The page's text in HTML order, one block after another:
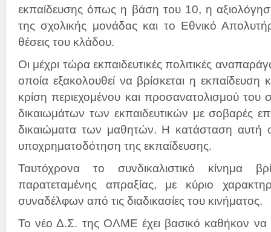
εκπαίδευσης όπως η βάση του 10, η
της σχολικής μονάδας και το Εθνικό
θέσεις του κλάδου.
Οι μέχρι τώρα εκπαιδευτικές πολιτικές
οποία εξακολουθεί να βρίσκεται η εκπαίδευση
κρίση περιεχομένου και προσανατολισμού του
δικαιωμάτων των εκπαιδευτικών με σοβαρές
δικαιώματα των μαθητών. Η κατάσταση αυτή
υποχρηματοδότηση της εκπαίδευσης.
Ταυτόχρονα το συνδικαλιστικό κίνημα
παρατεταμένης απραξίας, με κύριο
συναδέλφων από τις διαδικασίες του κινήματος.
Το νέο Δ.Σ. της ΟΛΜΕ έχει βασικό καθήκον να